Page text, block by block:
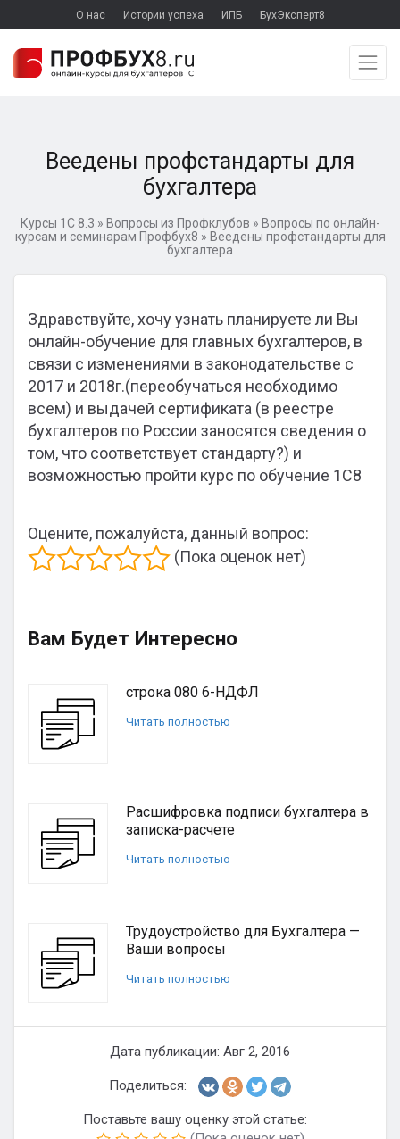
О нас Истории успеха ИПБ БухЭксперт8
Веедены профстандарты для
бухгалтера
Курсы 1С 8.3 » Вопросы из Профклубов » Вопросы по онлайн-
курсам и семинарам Профбух8 » Веедены профстандарты для
бухгалтера
Здравствуйте, хочу узнать планируете ли Вы
онлайн-обучение для главных бухгалтеров, в
связи с изменениями в законодательстве с
2017 и 2018г.(переобучаться необходимо
всем) и выдачей сертификата (в реестре
бухгалтеров по России заносятся сведения о
том, что соответствует стандарту?) и
возможностью пройти курс по обучение 1С8
Оцените, пожалуйста, данный вопрос:
(Пока оценок нет)
Вам Будет Интересно
строка 080 6-НДФЛ
Читать полностью
Расшифровка подписи бухгалтера в
записка-расчете
Читать полностью
Трудоустройство для Бухгалтера —
Ваши вопросы
Читать полностью
Дата публикации: Авг 2, 2016
Поделиться:
Поставьте вашу оценку этой статье: